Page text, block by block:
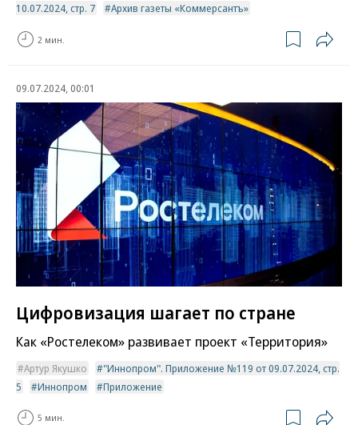
10.07.2024, стр. 7
Архив газеты «Коммерсантъ»
2 мин.
09.07.2024, 00:01
Цифровизация шагает по стране
Как «Ростелеком» развивает проект «Территория»
Артур Якушко
"Иннопром". Приложение №119 от 09.07.2024, стр.
5
Иннопром Приложение
5 мин.